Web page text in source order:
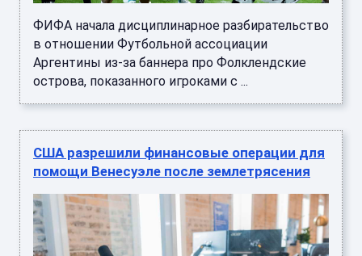
ФИФА начала дисциплинарное разбирательство
в отношении Футбольной ассоциации
Аргентины из-за баннера про Фолклендские
острова, показанного игроками с ...
США разрешили финансовые операции для
помощи Венесуэле после землетрясения